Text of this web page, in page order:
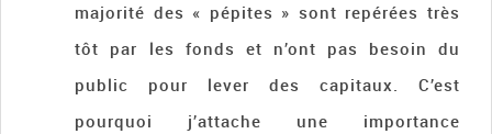
majorité des « pépites » sont repérées très
tôt par les fonds et n’ont pas besoin du
public pour lever des capitaux. C’est
pourquoi j’attache une importance